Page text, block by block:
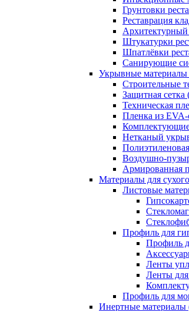
Грунтовки
Реставрация
Архитектурный
Штукатурки
Шпатлёвки
Санирующие
Укрывные материалы
Строительные
Защитная сетка
Техническая
Пленка из
Нетканый
Воздушно-
Армированная
Материалы для
Листовые
Профиль для
Профиль
Ленты
Ленты
Профиль для
Инертные материалы